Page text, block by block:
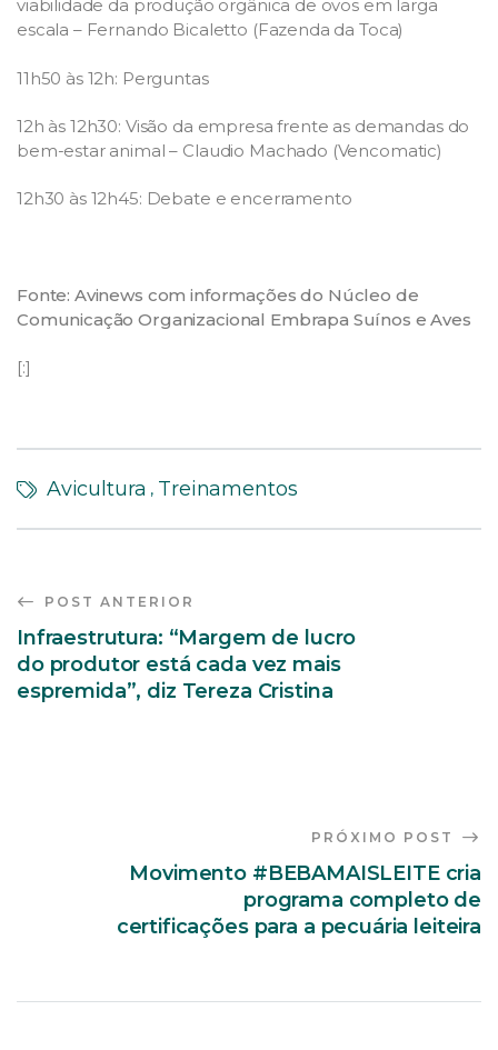
viabilidade da produção orgânica de ovos em larga
escala – Fernando Bicaletto (Fazenda da Toca)
11h50 às 12h: Perguntas
12h às 12h30: Visão da empresa frente as demandas do
bem-estar animal – Claudio Machado (Vencomatic)
12h30 às 12h45: Debate e encerramento
Fonte: Avinews com informações do Núcleo de
Comunicação Organizacional Embrapa Suínos e Aves
[:]
Avicultura , Treinamentos
POST ANTERIOR
Infraestrutura: “Margem de lucro
do produtor está cada vez mais
espremida”, diz Tereza Cristina
PRÓXIMO POST
Movimento #BEBAMAISLEITE cria
programa completo de
certificações para a pecuária leiteira